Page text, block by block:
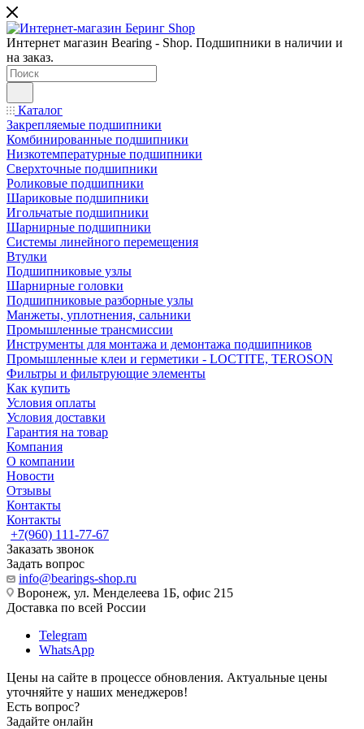
Интернет магазин Bearing - Shop. Подшипники в наличии и
на заказ.
Каталог
Закрепляемые подшипники
Комбинированные подшипники
Низкотемпературные подшипники
Сверхточные подшипники
Роликовые подшипники
Шариковые подшипники
Игольчатые подшипники
Шарнирные подшипники
Системы линейного перемещения
Втулки
Подшипниковые узлы
Шарнирные головки
Подшипниковые разборные узлы
Манжеты, уплотнения, сальники
Промышленные трансмиссии
Инструменты для монтажа и демонтажа подшипников
Промышленные клеи и герметики - LOCTITE, TEROSON
Фильтры и фильтрующие элементы
Как купить
Условия оплаты
Условия доставки
Гарантия на товар
Компания
О компании
Новости
Отзывы
Контакты
Контакты
+7(960) 111-77-67
Заказать звонок
Задать вопрос
info@bearings-shop.ru
Воронеж, ул. Менделеева 1Б, офис 215
Доставка по всей России
Telegram
WhatsApp
Цены на сайте в процессе обновления. Актуальные цены
уточняйте у наших менеджеров!
Есть вопрос?
Задайте онлайн